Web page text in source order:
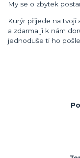
My se o zbytek
Kurýr přijede na tvojí
a zdarma ji k nám
jednoduše ti ho